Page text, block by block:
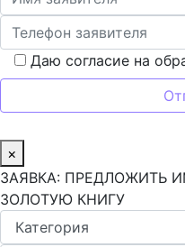
Даю согласие на
×
ЗАЯВКА: ПРЕДЛОЖИТЬ
ЗОЛОТУЮ КНИГУ